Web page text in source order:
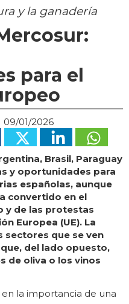
y la ganadería
para el
09/01/2026
Brasil, Paraguay
y oportunidades para
españolas, aunque
convertido en el
y de las protestas
Europea (UE). La
sectores que se ven
del lado opuesto,
de oliva o los vinos
en la importancia de una